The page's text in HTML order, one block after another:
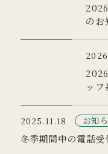
のお
ッフ
2025.11.18 お知
冬季期間中の電話受